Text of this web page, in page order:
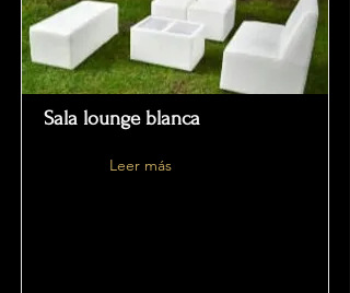
Sala lounge blanca
Leer más